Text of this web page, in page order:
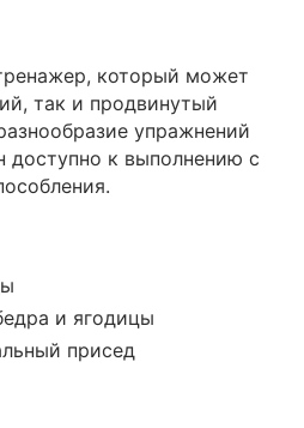
который может
так и продвинутый
упражнений
к выполнению с
и ягодицы
присед